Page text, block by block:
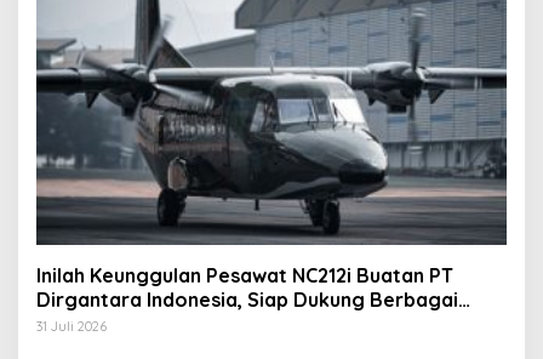
Inilah Keunggulan Pesawat NC212i Buatan PT
Dirgantara Indonesia, Siap Dukung Berbagai
Operasi TNI
31 Juli 2026